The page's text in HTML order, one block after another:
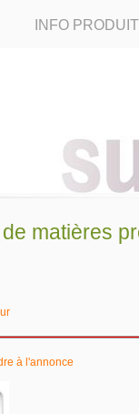
INFO
matières
à l'annonce